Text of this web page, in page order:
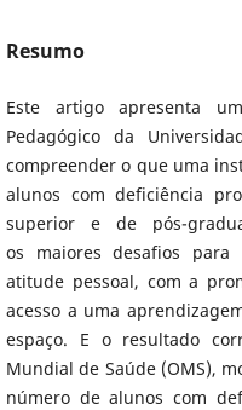
Resumo
Este artigo apresenta
Pedagógico da
compreender o que uma
alunos com deficiência
superior e de pós-
os maiores desafios para
atitude pessoal, com a
acesso a uma
espaço. E o resultado
Mundial de Saúde (OMS),
número de alunos com